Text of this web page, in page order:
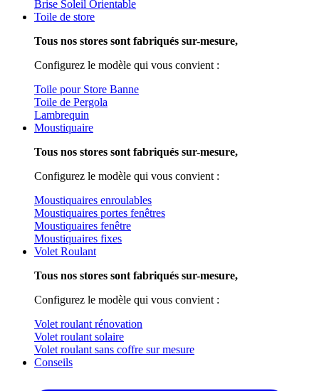
Brise Soleil Orientable
Toile de store
Tous nos stores sont fabriqués sur-mesure,
Configurez le modèle qui vous convient :
Toile pour Store Banne
Toile de Pergola
Lambrequin
Moustiquaire
Tous nos stores sont fabriqués sur-mesure,
Configurez le modèle qui vous convient :
Moustiquaires enroulables
Moustiquaires portes fenêtres
Moustiquaires fenêtre
Moustiquaires fixes
Volet Roulant
Tous nos stores sont fabriqués sur-mesure,
Configurez le modèle qui vous convient :
Volet roulant rénovation
Volet roulant solaire
Volet roulant sans coffre sur mesure
Conseils